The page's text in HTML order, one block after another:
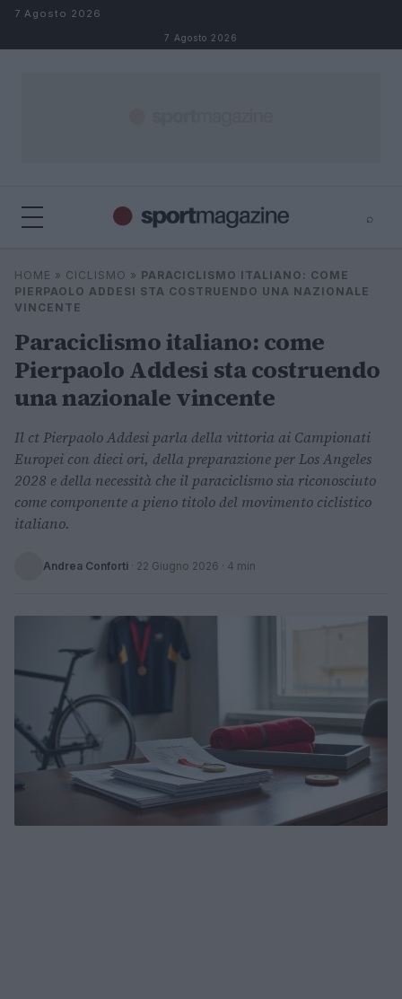
Salta al contenuto
7 Agosto 2026
7 Agosto 2026
⌕
Cerca
HOME » CICLISMO » PARACICLISMO ITALIANO: COME
PIERPAOLO ADDESI STA COSTRUENDO UNA NAZIONALE
VINCENTE
Paraciclismo italiano: come
Pierpaolo Addesi sta costruendo
una nazionale vincente
Il ct Pierpaolo Addesi parla della vittoria ai Campionati
Europei con dieci ori, della preparazione per Los Angeles
2028 e della necessità che il paraciclismo sia riconosciuto
come componente a pieno titolo del movimento ciclistico
italiano.
Andrea Conforti · 22 Giugno 2026 · 4 min